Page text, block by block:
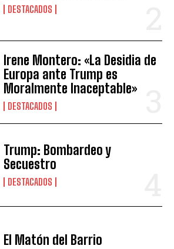
DESTACADOS
Irene Montero: «La Desidia de
Europa ante Trump es
Moralmente Inaceptable»
DESTACADOS
Trump: Bombardeo y
Secuestro
DESTACADOS
El Matón del Barrio